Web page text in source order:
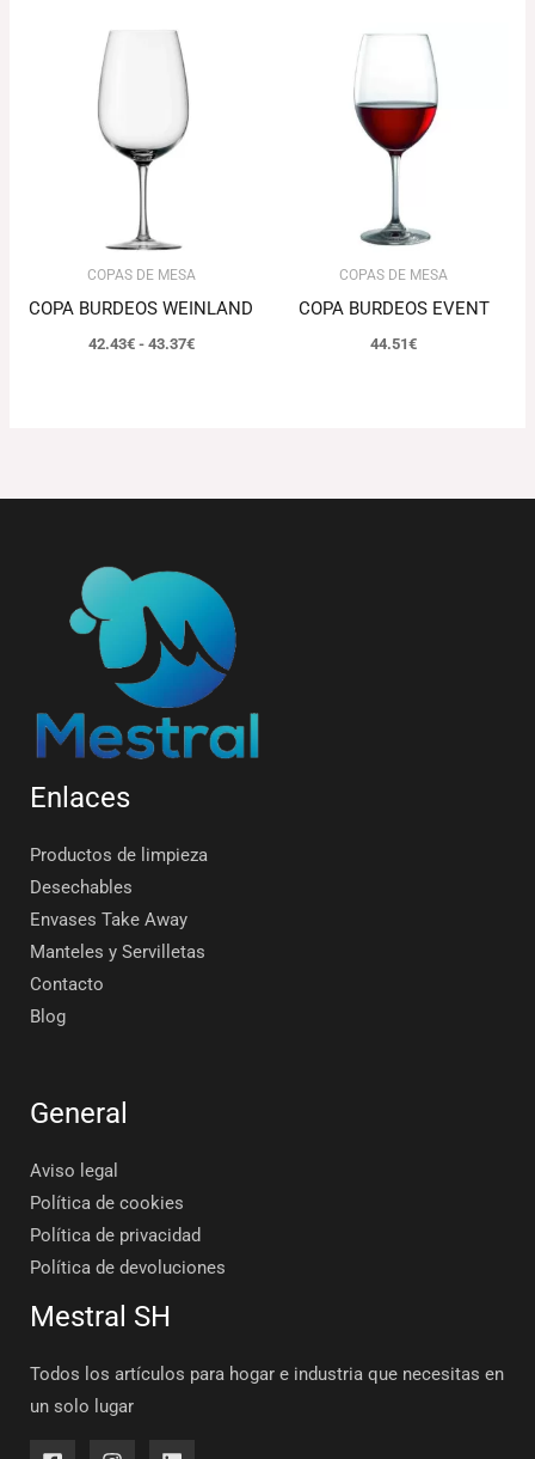
COPAS DE MESA
COPA BURDEOS WEINLAND
42.43€ - 43.37€
COPAS DE MESA
COPA BURDEOS EVENT
44.51€
Enlaces
Productos de limpieza
Desechables
Envases Take Away
Manteles y Servilletas
Contacto
Blog
General
Aviso legal
Política de cookies
Política de privacidad
Política de devoluciones
Mestral SH
Todos los artículos para hogar e industria que necesitas en
un solo lugar